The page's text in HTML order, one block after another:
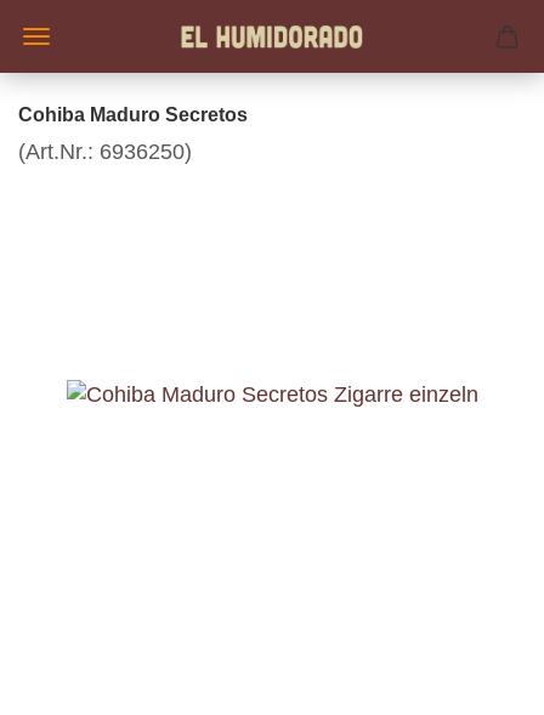
Cohiba Maduro Secretos
(Art.Nr.: 6936250)